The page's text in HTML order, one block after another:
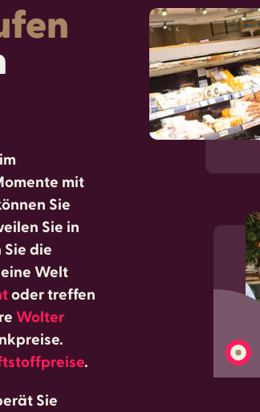
mit
Sie
Sie in
die
Welt
oder treffen
Wolter
.
Sie